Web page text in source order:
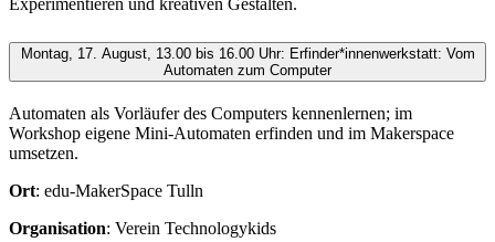
Montag, 17. August, 13.00 bis 16.00 Uhr: Erfinder*innenwerkstatt: Vom
Automaten zum Computer
Automaten als Vorläufer des Computers kennenlernen; im
Workshop eigene Mini-Automaten erfinden und im Makerspace
umsetzen.
Ort: edu-MakerSpace Tulln
Organisation: Verein Technologykids